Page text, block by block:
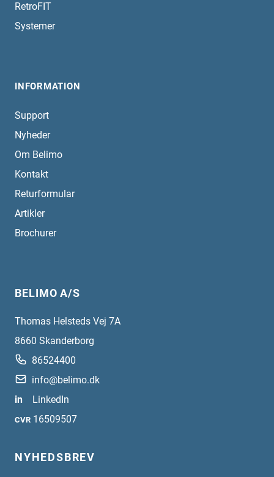
RetroFIT
Systemer
INFORMATION
Support
Nyheder
Om Belimo
Kontakt
Returformular
Artikler
Brochurer
BELIMO A/S
Thomas Helsteds Vej 7A
8660 Skanderborg
86524400
info@belimo.dk
in
LinkedIn
CVR 16509507
NYHEDSBREV